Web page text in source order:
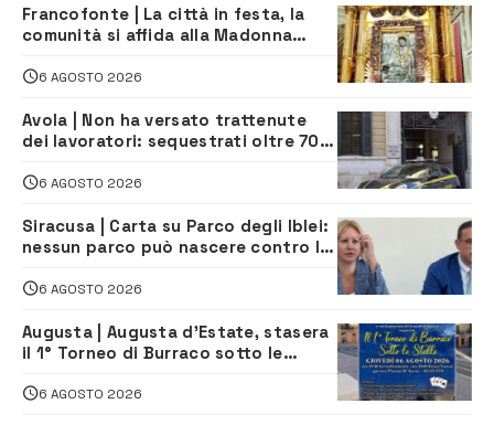
Francofonte | La città in festa, la
comunità si affida alla Madonna
6 AGOSTO 2026
Avola | Non ha versato trattenute
dei lavoratori: sequestrati oltre 700
climatizzazione
6 AGOSTO 2026
Siracusa | Carta su Parco degli Iblei:
nessun parco può nascere contro le
6 AGOSTO 2026
Augusta | Augusta d’Estate, stasera
il 1° Torneo di Burraco sotto le
6 AGOSTO 2026